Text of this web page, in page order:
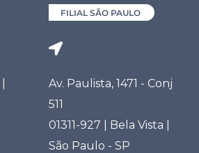
FILIAL SÃO PAULO
Av. Paulista, 1471 - Conj
511
01311-927 | Bela Vista |
São Paulo - SP